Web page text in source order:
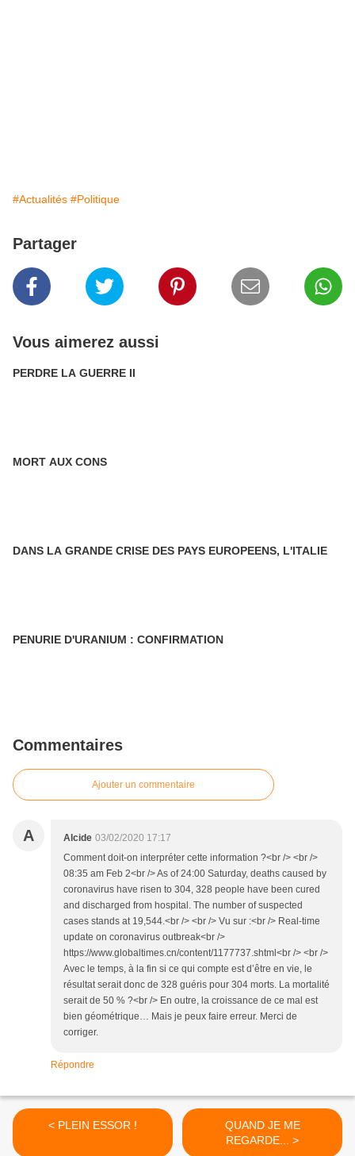
#Actualités #Politique
Partager
Vous aimerez aussi
PERDRE LA GUERRE II
MORT AUX CONS
DANS LA GRANDE CRISE DES PAYS EUROPEENS, L'ITALIE
PENURIE D'URANIUM : CONFIRMATION
Commentaires
Ajouter un commentaire
A Alcide 03/02/2020 17:17
Comment doit-on interpréter cette information ?<br /> <br />
08:35 am Feb 2<br /> As of 24:00 Saturday, deaths caused by
coronavirus have risen to 304, 328 people have been cured
and discharged from hospital. The number of suspected
cases stands at 19,544.<br /> <br /> Vu sur :<br /> Real-time
update on coronavirus outbreak<br />
https://www.globaltimes.cn/content/1177737.shtml<br /> <br />
Avec le temps, à la fin si ce qui compte est d’être en vie, le
résultat serait donc de 328 guéris pour 304 morts. La mortalité
serait de 50 % ?<br /> En outre, la croissance de ce mal est
bien géométrique… Mais je peux faire erreur. Merci de
corriger.
Répondre
< PLEIN ESSOR !
QUAND JE ME
REGARDE... >